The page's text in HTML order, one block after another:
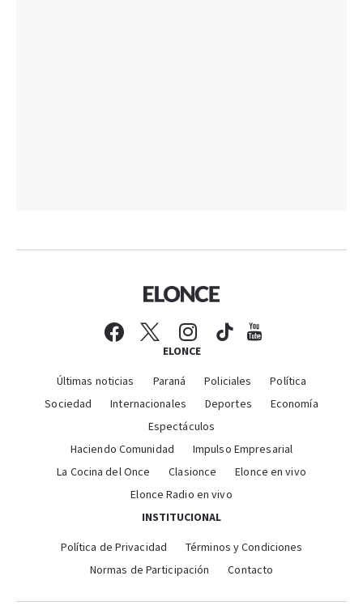
ELONCE
Últimas noticias Paraná Policiales
Política
Sociedad
Internacionales Deportes
Economía
Espectáculos
Haciendo Comunidad
Impulso Empresarial
La Cocina del Once
Clasionce
Elonce en vivo
Elonce Radio en vivo
INSTITUCIONAL
Política de Privacidad
Términos y Condiciones
Normas de Participación
Contacto